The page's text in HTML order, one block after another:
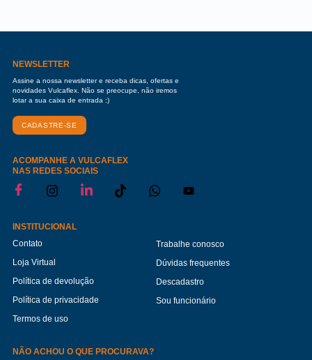
NEWSLETTER
Assine a nossa newsletter e receba dicas, ofertas e
novidades Vulcaflex. Não se preocupe, não iremos
lotar a sua caixa de entrada :)
CADASTRE-SE
ACOMPANHE A VULCAFLEX
NAS REDES SOCIAIS
INSTITUCIONAL
Contato
Loja Virtual
Política de devolução
Política de privacidade
Termos de uso
Trabalhe conosco
Dúvidas frequentes
Descadastro
Sou funcionário
NÃO ACHOU O QUE PROCURAVA?